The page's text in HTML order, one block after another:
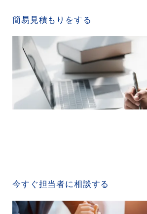
簡易見積もりをする
今すぐ担当者に相談する